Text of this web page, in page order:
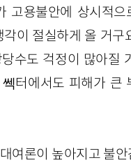
고용불안에 상시적으
이 절실하게 올 거구
수도 걱정이 많아질
터에서도 피해가 큰
여론이 높아지고 불안